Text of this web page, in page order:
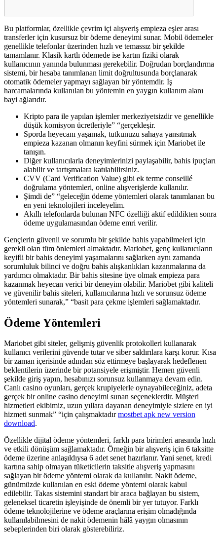
Bu platformlar, özellikle çevrim içi alışveriş empieza eşler arası
transferler için kusursuz bir ödeme deneyimi sunar. Mobil ödemeler
genellikle telefonlar üzerinden hızlı ve temassız bir şekilde
tamamlanır. Klasik kartlı ödemede ise kartın fiziki olarak
kullanıcının yanında bulunması gerekebilir. Doğrudan borçlandırma
sistemi, bir hesaba tanımlanan limit doğrultusunda borçlanarak
otomatik ödemeler yapmayı sağlayan bir yöntemdir. İş
harcamalarında kullanılan bu yöntemin en yaygın kullanım alanı
bayi ağlarıdır.
Kripto para ile yapılan işlemler merkeziyetsizdir ve genellikle
düşük komisyon ücretleriyle” “gerçekleşir.
Sporda heyecanı yaşamak, tutkunuzu sahaya yansıtmak
empieza kazanan olmanın keyfini sürmek için Mariobet ile
tanışın.
Diğer kullanıcılarla deneyimlerinizi paylaşabilir, bahis ipuçları
alabilir ve tartışmalara katılabilirsiniz.
CVV (Card Verification Value) gibi ek terme conseillé
doğrulama yöntemleri, online alışverişlerde kullanılır.
Şimdi de” “geleceğin ödeme yöntemleri olarak tanımlanan bu
en yeni teknolojileri inceleyelim.
Akıllı telefonlarda bulunan NFC özelliği aktif edildikten sonra
ödeme uygulamasından ödeme emri verilir.
Gençlerin güvenli ve sorumlu bir şekilde bahis yapabilmeleri için
gerekli olan tüm önlemleri almaktadır. Mariobet, genç kullanıcıların
keyifli bir bahis deneyimi yaşamalarını sağlarken aynı zamanda
sorumluluk bilinci ve doğru bahis alışkanlıkları kazanmalarına da
yardımcı olmaktadır. Bir bahis sitesine üye olmak empieza para
kazanmak heyecan verici bir deneyim olabilir. Mariobet gibi kaliteli
ve güvenilir bahis siteleri, kullanıcılarına hızlı ve sorunsuz ödeme
yöntemleri sunarak,” “basit para çekme işlemleri sağlamaktadır.
Ödeme Yöntemleri
Mariobet gibi siteler, gelişmiş güvenlik protokolleri kullanarak
kullanıcı verilerini güvende tutar ve siber saldırılara karşı korur. Kısa
bir zaman içerisinde adından söz ettirmeye başlayarak hedeflenen
beklentilerin üzerinde bir potansiyele erişmiştir. Hemen güvenli
şekilde giriş yapın, hesabınızı sorunsuz kullanmaya devam edin.
Canlı casino oyunları, gerçek krupiyelerle oynayabileceğiniz, adeta
gerçek bir online casino deneyimi sunan seçeneklerdir. Müşteri
hizmetleri ekibimiz, uzun yıllara dayanan deneyimiyle sizlere en iyi
hizmeti sunmak” “için çalışmaktadırmostbet apk new version
download.
Özellikle dijital ödeme yöntemleri, farklı para birimleri arasında hızlı
ve etkili dönüşüm sağlamaktadır. Örneğin bir alışveriş için 6 taksitte
ödeme üzerine anlaşıldıysa 6 adet senet hazırlanır. Yani senet, kredi
kartına sahip olmayan tüketicilerin taksitle alışveriş yapmasını
sağlayan bir ödeme yöntemi olarak da kullanılır. Nakit ödeme,
günümüzde kullanılan en eski ödeme yöntemi olarak kabul
edilebilir. Takas sistemini standart bir araca bağlayan bu sistem,
geleneksel ticaretin işleyişinde de önemli bir yer tutuyor. Farklı
ödeme teknolojilerine ve ödeme araçlarına erişim olmadığında
kullanılabilmesini de nakit ödemenin hâlâ yaygın olmasının
sebeplerinden biri olarak gösterebiliriz.